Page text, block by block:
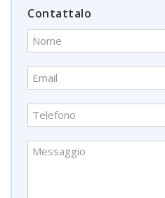
Contattalo